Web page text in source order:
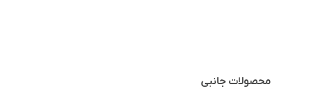
محصولات جانبی